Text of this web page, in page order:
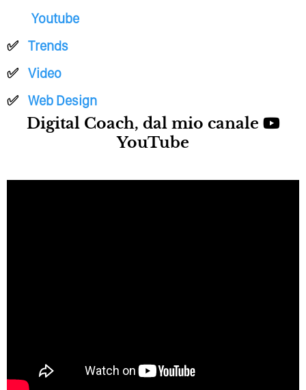
Youtube
Trends
Video
Web Design
Digital Coach, dal mio canale
YouTube